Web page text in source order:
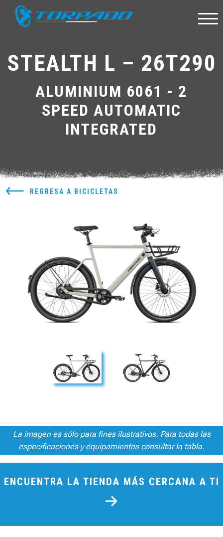
STEALTH L – 26T290
ALUMINIUM 6061 - 2
SPEED AUTOMATIC
INTEGRATED
REGRESA A BICICLETAS
La imagen es sólo para fines ilustrativos. Para todas las
especificaciones y equipamientos consultar la tabla.
ENCUENTRA LA TIENDA MÁS CERCANA A TI